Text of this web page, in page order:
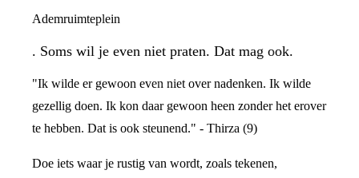
Ademruimteplein
. Soms wil je even niet praten. Dat mag ook.
"Ik wilde er gewoon even niet over nadenken. Ik wilde
gezellig doen. Ik kon daar gewoon heen zonder het erover
te hebben. Dat is ook steunend." - Thirza (9)
Doe iets waar je rustig van wordt, zoals tekenen,